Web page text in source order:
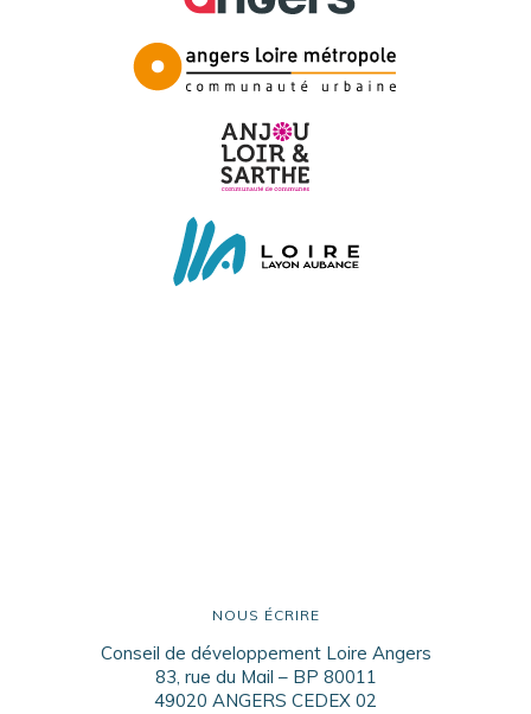
NOUS ÉCRIRE
Conseil de développement Loire Angers
83, rue du Mail – BP 80011
49020 ANGERS CEDEX 02